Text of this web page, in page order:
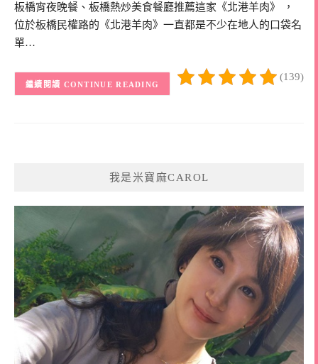
板橋宵夜晚餐、板橋熱炒美食餐廳推薦這家《北港羊肉》 ，
位於板橋民權路的《北港羊肉》一直都是不少在地人的口袋名
單…
(139)
CONTINUE READING
我是米寶麻CAROL